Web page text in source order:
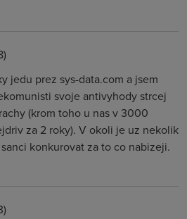
jedu prez sys-data.com a jsem
svoje antivyhody strcej
(krom toho u nas v 3000
za 2 roky). V okoli je uz nekolik
konkurovat za to co nabizeji.